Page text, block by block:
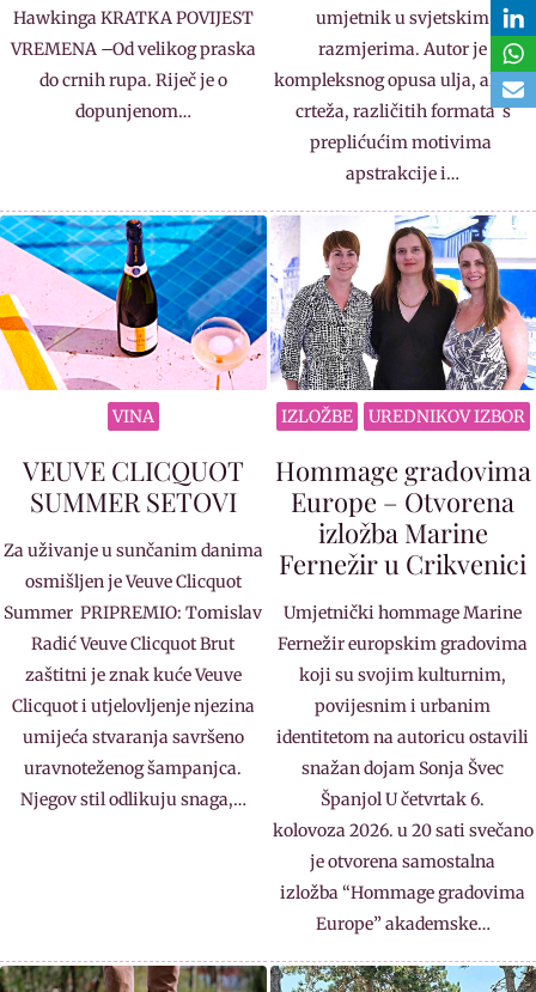
Hawkinga KRATKA POVIJEST
VREMENA –Od velikog praska
do crnih rupa. Riječ je o
dopunjenom…
umjetnik u svjetskim
razmjerima. Autor je
kompleksnog opusa ulja, akrila,
crteža, različitih formata s
preplićućim motivima
apstrakcije i…
VINA
VEUVE CLICQUOT
SUMMER SETOVI
Za uživanje u sunčanim danima
osmišljen je Veuve Clicquot
Summer PRIPREMIO: Tomislav
Radić Veuve Clicquot Brut
zaštitni je znak kuće Veuve
Clicquot i utjelovljenje njezina
umijeća stvaranja savršeno
uravnoteženog šampanjca.
Njegov stil odlikuju snaga,…
IZLOŽBE UREDNIKOV IZBOR
Hommage gradovima
Europe – Otvorena
izložba Marine
Fernežir u Crikvenici
Umjetnički hommage Marine
Fernežir europskim gradovima
koji su svojim kulturnim,
povijesnim i urbanim
identitetom na autoricu ostavili
snažan dojam Sonja Švec
Španjol U četvrtak 6.
kolovoza 2026. u 20 sati svečano
je otvorena samostalna
izložba “Hommage gradovima
Europe” akademske…